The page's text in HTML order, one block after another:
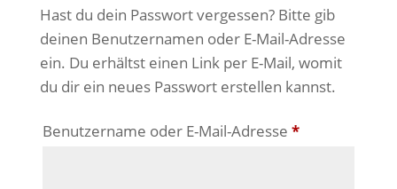
Hast du dein Passwort vergessen? Bitte gib
deinen Benutzernamen oder E-Mail-Adresse
ein. Du erhältst einen Link per E-Mail, womit
du dir ein neues Passwort erstellen kannst.
Benutzername oder E-Mail-Adresse *Erforderlich